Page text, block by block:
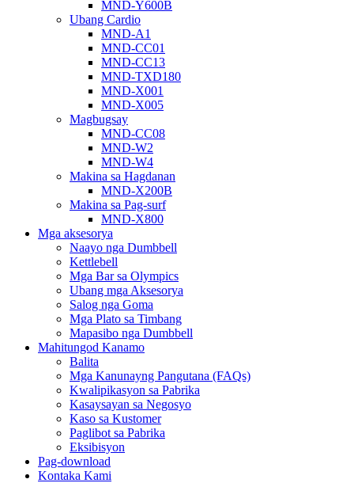
MND-Y600B
Ubang Cardio
MND-A1
MND-CC01
MND-CC13
MND-TXD180
MND-X001
MND-X005
Magbugsay
MND-CC08
MND-W2
MND-W4
Makina sa Hagdanan
MND-X200B
Makina sa Pag-surf
MND-X800
Mga aksesorya
Naayo nga Dumbbell
Kettlebell
Mga Bar sa Olympics
Ubang mga Aksesorya
Salog nga Goma
Mga Plato sa Timbang
Mapasibo nga Dumbbell
Mahitungod Kanamo
Balita
Mga Kanunayng Pangutana (FAQs)
Kwalipikasyon sa Pabrika
Kasaysayan sa Negosyo
Kaso sa Kustomer
Paglibot sa Pabrika
Eksibisyon
Pag-download
Kontaka Kami